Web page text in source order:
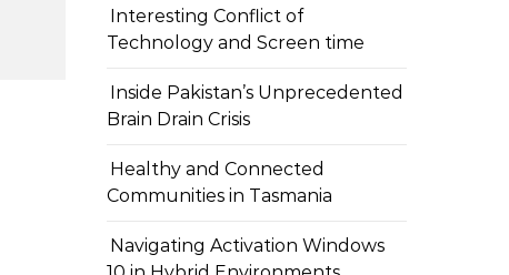
Interesting Conflict of
Technology and Screen time
Inside Pakistan’s Unprecedented
Brain Drain Crisis
Healthy and Connected
Communities in Tasmania
Navigating Activation Windows